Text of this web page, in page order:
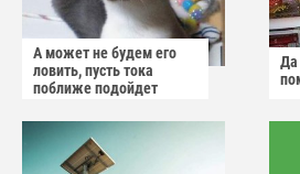
А может не будем его
ловить, пусть тока
поближе подойдет
Да